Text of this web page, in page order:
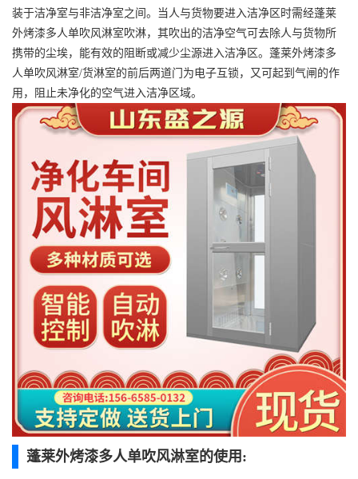
装于洁净室与非洁净室之间。当人与货物要进入洁净区时需经蓬莱
外烤漆多人单吹风淋室吹淋，其吹出的洁净空气可去除人与货物所
携带的尘埃，能有效的阻断或减少尘源进入洁净区。蓬莱外烤漆多
人单吹风淋室/货淋室的前后两道门为电子互锁，又可起到气闸的作
用，阻止未净化的空气进入洁净区域。
蓬莱外烤漆多人单吹风淋室的使用: